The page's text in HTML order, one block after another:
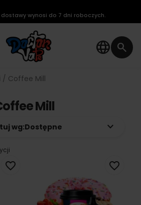
language search
wynosi do 7 dni roboczych.
Coffee Mill
Mill
wg:Dostępne keyboard_arrow_down
favorite_border favorite_border